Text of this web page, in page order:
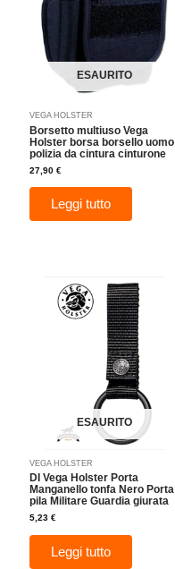
ESAURITO
VEGA HOLSTER
Borsetto multiuso Vega
Holster borsa borsello uomo
polizia da cintura cinturone
27,90€
Leggi tutto
ESAURITO
VEGA HOLSTER
DI Vega Holster Porta
Manganello tonfa Nero Porta
pila Militare Guardia giurata
5,23€
Leggi tutto